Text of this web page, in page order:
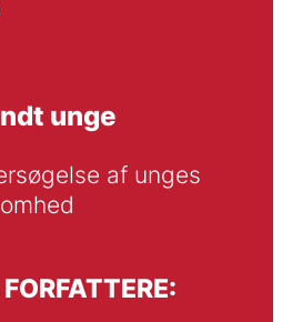
unge
af unges